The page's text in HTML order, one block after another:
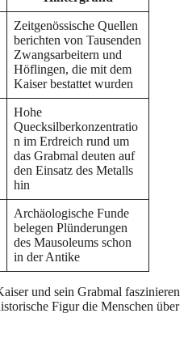
Zeitgenössische Quellen
berichten von Tausenden
Zwangsarbeitern und
Höflingen, die mit dem
Kaiser bestattet wurden
Hohe
Quecksilberkonzentratio
n im Erdreich rund um
das Grabmal deuten auf
den Einsatz des Metalls
hin
Archäologische Funde
belegen Plünderungen
des Mausoleums schon
in der Antike
und sein Grabmal faszinieren
Figur die Menschen über